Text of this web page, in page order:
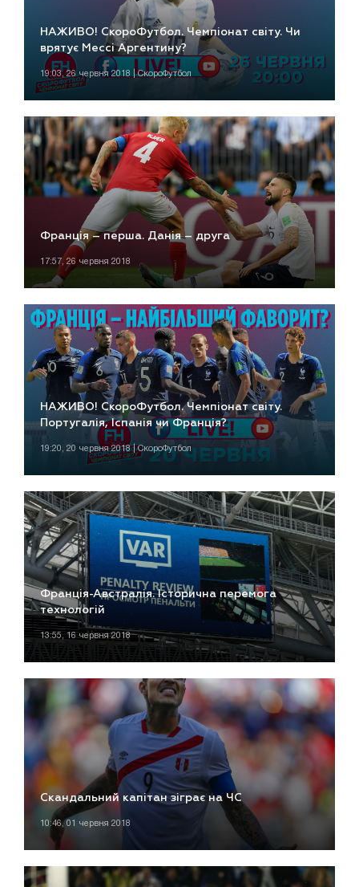
НАЖИВО! СкороФутбол. Чемпіонат світу. Чи
врятує Мессі Аргентину?
19:03, 26 червня 2018 | СкороФутбол
Франція – перша. Данія – друга
17:57, 26 червня 2018
НАЖИВО! СкороФутбол. Чемпіонат світу.
Португалія, Іспанія чи Франція?
19:20, 20 червня 2018 | СкороФутбол
Франція-Австралія. Історична перемога
технологій
13:55, 16 червня 2018
Скандальний капітан зіграє на ЧС
10:46, 01 червня 2018